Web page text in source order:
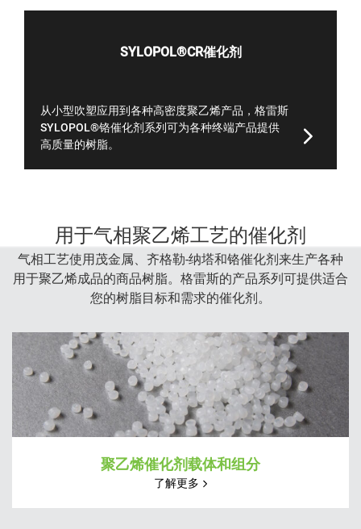
SYLOPOL®CR催化剂
从小型吹塑应用到各种高密度聚乙烯产品，格雷斯
SYLOPOL®铬催化剂系列可为各种终端产品提供
高质量的树脂。
用于气相聚乙烯工艺的催化剂
气相工艺使用茂金属、齐格勒-纳塔和铬催化剂来生产各种
用于聚乙烯成品的商品树脂。格雷斯的产品系列可提供适合
您的树脂目标和需求的催化剂。
聚乙烯催化剂载体和组分
了解更多